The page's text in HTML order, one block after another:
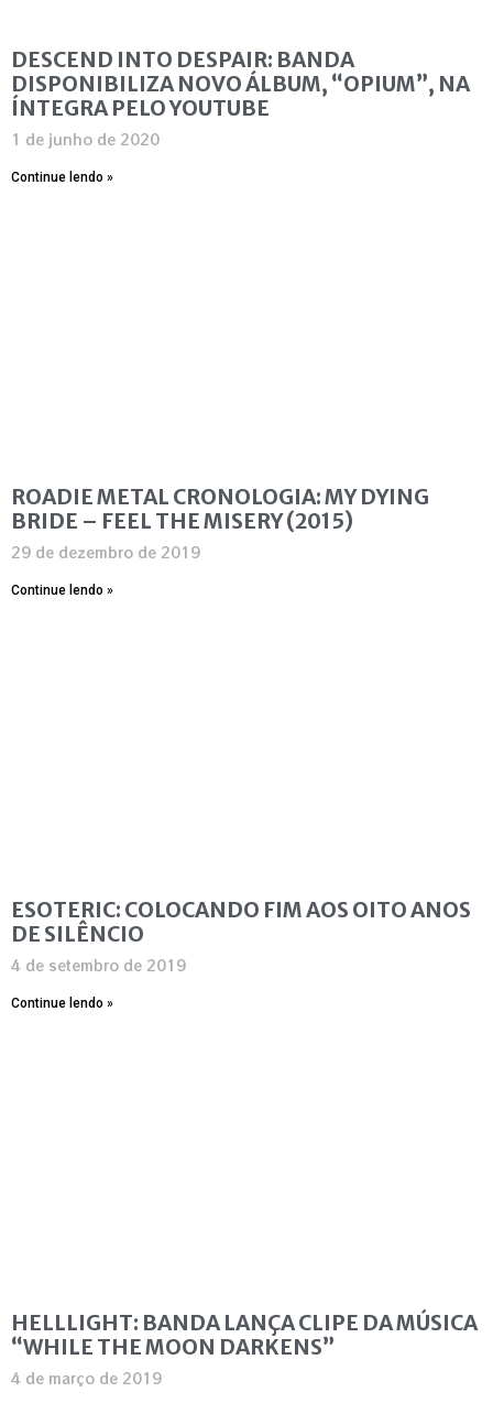
DESCEND INTO DESPAIR: BANDA
DISPONIBILIZA NOVO ÁLBUM, “OPIUM”, NA
ÍNTEGRA PELO YOUTUBE
1 de junho de 2020
Continue lendo »
ROADIE METAL CRONOLOGIA: MY DYING
BRIDE – FEEL THE MISERY (2015)
29 de dezembro de 2019
Continue lendo »
ESOTERIC: COLOCANDO FIM AOS OITO ANOS
DE SILÊNCIO
4 de setembro de 2019
Continue lendo »
HELLLIGHT: BANDA LANÇA CLIPE DA MÚSICA
“WHILE THE MOON DARKENS”
4 de março de 2019